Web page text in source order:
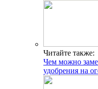
Читайте также:
Чем можно
удобрения на